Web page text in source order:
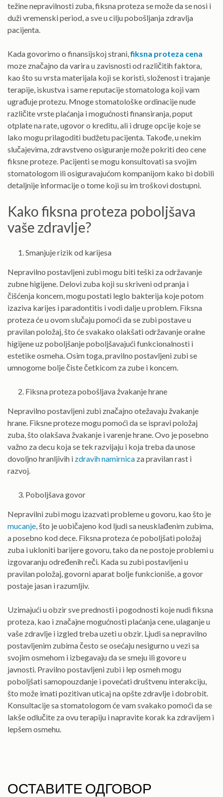
težine nepravilnosti zuba, fiksna proteza se može da se nosi i
duži vremenski period, a sve u cilju pobošljanja zdravlja
pacijenta.
Kada govorimo o finansijskoj strani,fiksna proteza cena
moze značajno da varira u zavisnosti od različitih faktora,
kao što su vrsta materijala koji se koristi, složenost i trajanje
terapije, iskustva i same reputacije stomatologa koji vam
ugrađuje protezu. Mnoge stomatološke ordinacije nude
različite vrste plaćanja i mogućnosti finansiranja, poput
otplate na rate, ugovor o kreditu, ali i druge opcije koje se
lako mogu prilagoditi budžetu pacijenta. Takođe, u nekim
slučajevima, zdravstveno osiguranje može pokriti deo cene
fiksne proteze. Pacijenti se mogu konsultovati sa svojim
stomatologom ili osiguravajućom kompanijom kako bi dobili
detaljnije informacije o tome koji su im troškovi dostupni.
Kako fiksna proteza poboljšava
vaše zdravlje?
Smanjuje rizik od karijesa
Nepravilno postavljeni zubi mogu biti teški za održavanje
zubne higijene. Delovi zuba koji su skriveni od pranja i
čišćenja koncem, mogu postati leglo bakterija koje potom
izaziva karijes i paradontitis i vodi dalje u problem. Fiksna
proteza će u ovom slučaju pomoći da se zubi postave u
pravilan položaj, što će svakako olakšati održavanje oralne
higijene uz poboljšanje poboljšavajući funkcionalnosti i
estetike osmeha. Osim toga, pravilno postavljeni zubi se
umnogome bolje čiste četkicom za zube i koncem.
Fiksna proteza pobošljava žvakanje hrane
Nepravilno postavljeni zubi značajno otežavaju žvakanje
hrane. Fiksne proteze mogu pomoći da se ispravi položaj
zuba, što olakšava žvakanje i varenje hrane. Ovo je posebno
važno za decu koja se tek razvijaju i koja treba da unose
dovoljno hranljivih i zdravih namirnica za pravilan rast i
razvoj.
Poboljšava govor
Nepravilni zubi mogu izazvati probleme u govoru, kao što je
mucanje, što je uobičajeno kod ljudi sa neusklađenim zubima,
a posebno kod dece. Fiksna proteza će poboljšati položaj
zuba i ukloniti barijere govoru, tako da ne postoje problemi u
izgovaranju određenih reči. Kada su zubi postavljeni u
pravilan položaj, govorni aparat bolje funkcioniše, a govor
postaje jasan i razumljiv.
Uzimajući u obzir sve prednosti i pogodnosti koje nudi fiksna
proteza, kao i značajne mogućnosti plaćanja cene, ulaganje u
vaše zdravlje i izgled treba uzeti u obzir. Ljudi sa nepravilno
postavljenim zubima često se osećaju nesigurno u vezi sa
svojim osmehom i izbegavaju da se smeju ili govore u
javnosti. Pravilno postavljeni zubi i lep osmeh mogu
poboljšati samopouzdanje i povećati društvenu interakciju,
što može imati pozitivan uticaj na opšte zdravlje i dobrobit.
Konsultacije sa stomatologom će vam svakako pomoći da se
lakše odlučite za ovu terapiju i napravite korak ka zdravijem i
lepšem osmehu.
ОСТАВИТЕ ОДГОВОР